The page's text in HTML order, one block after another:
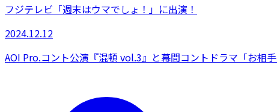
フジテレビ「週末はウマでしょ！」に出演！
2024.12.12
AOI Pro.コント公演『混頓 vol.3』と幕間コントドラマ「お相